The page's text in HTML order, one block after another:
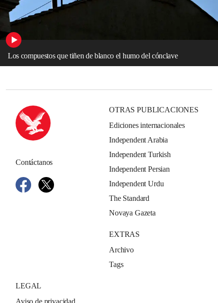
Los compuestos que tiñen de blanco el humo del cónclave
Contáctanos
OTRAS PUBLICACIONES
Ediciones internacionales
Independent Arabia
Independent Turkish
Independent Persian
Independent Urdu
The Standard
Novaya Gazeta
EXTRAS
Archivo
Tags
LEGAL
Aviso de privacidad